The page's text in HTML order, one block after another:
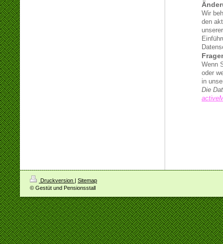
Wir
den
Wenn
oder
in
Die
Druckversion | Sitemap
© Gestüt und Pensionsstall